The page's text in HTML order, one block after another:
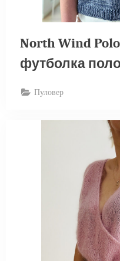
North Wind
футболка
Пуловер